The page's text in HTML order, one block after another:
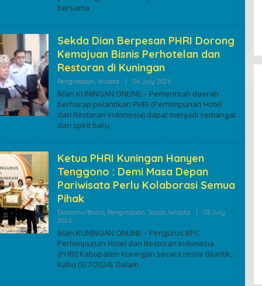
bersama
Sekda Dian Berpesan PHRI Dorong
Kemajuan Bisnis Perhotelan dan
Restoran di Kuningan
Penginapan Wisata | 04 July 2024By
Iklan KUNINGAN ONLINE – Pemerintah daerah
berharap pelantikan PHRI (Perhimpunan Hotel
dan Restoran Indonesia) dapat menjadi semangat
dan spirit baru,
Ketua PHRI Kuningan Hanyen
Tenggono : Demi Masa Depan
Pariwisata Perlu Kolaborasi Semua
Pihak
Ekonomi/Bisnis, Penginapan Sosial Wisata |
03 July
2024By
Iklan KUNINGAN ONLINE – Pengurus BPC
Perhimpunan Hotel dan Restoran Indonesia
(PHRI) Kabupaten Kuningan secara resmi dilantik,
Rabu (3/7/2024). Dalam